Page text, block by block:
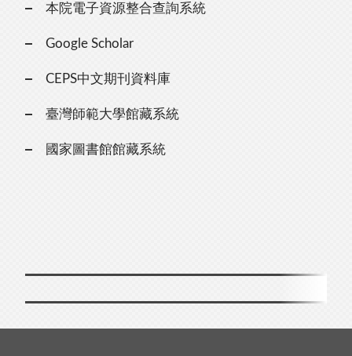
本院電子資源整合查詢系統
Google Scholar
CEPS中文期刊資料庫
臺灣師範大學館藏系統
國家圖書館館藏系統